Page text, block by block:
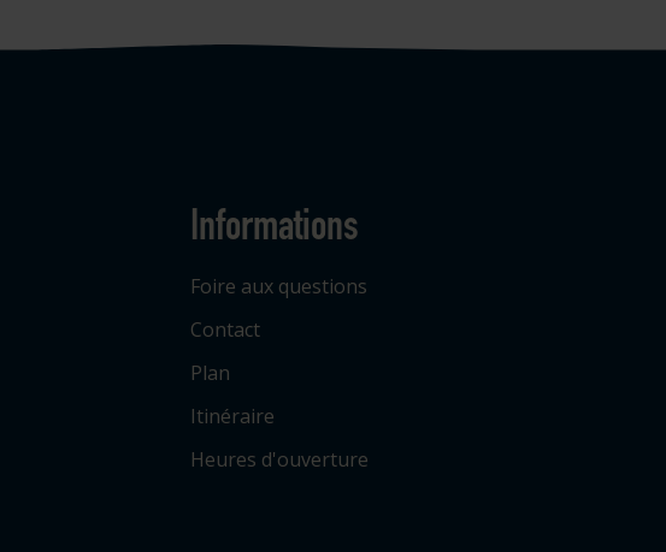
Informations
Foire aux questions
Contact
Plan
Itinéraire
Heures d'ouverture